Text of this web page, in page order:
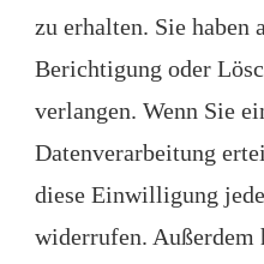
zu erhalten. Sie haben
Berichtigung oder
verlangen. Wenn Sie
Datenverarbeitung
diese Einwilligung
widerrufen. Außerdem